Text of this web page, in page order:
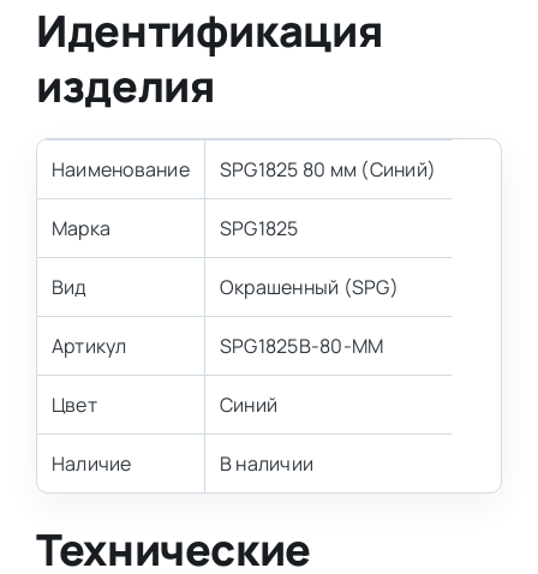
Идентификация
изделия
Наименование SPG1825 80 мм (Синий)
Марка SPG1825
Вид Окрашенный (SPG)
Артикул SPG1825B-80-MM
Цвет Синий
Наличие В наличии
Технические